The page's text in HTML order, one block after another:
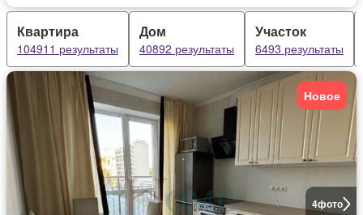
Квартира
104911 результаты
Дом
40892 результаты
Участок
6493 результаты
4фото
Новое